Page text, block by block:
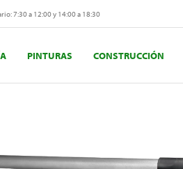
PINTURAS CONSTRUCCIÓN
7:30 a 12:00 y 14:00 a 18:30